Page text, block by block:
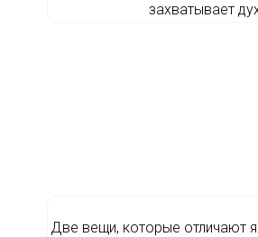
захватывает
Две вeщи, которые отличают